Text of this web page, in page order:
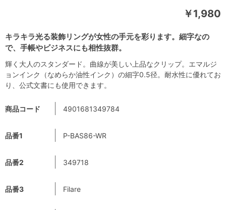
キラキラ光る装飾リングが女性の手元を彩ります。細字なの
で、手帳やビジネスにも相性抜群。
￥1,980
商品コード 4901681349784
品番1 P-BAS86-WR
品番2 349718
品番3 Filare
輝く大人のスタンダード。曲線が美しい上品なクリップ。エマルジ
ョンインク（なめらか油性インク）の細字0.5径。耐水性に優れてお
り、公式文書にも使用できます。